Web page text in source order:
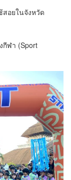
สอยในจังหวัด
กีฬา (Sport